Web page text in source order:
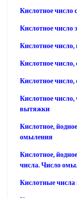
Кислотное число
Кислотное число
Кислотное
Кислотное число,
Кислотное число,
Кислотное
вытяжки
Кислотное,
омыления
Кислотное,
числа. Число
Кислотные числа